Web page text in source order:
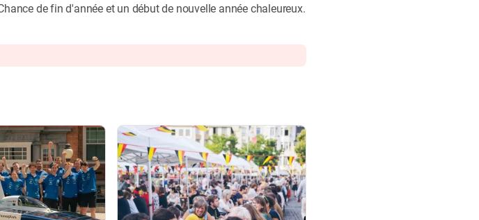
de fin d'année et un début de nouvelle année chaleureux.